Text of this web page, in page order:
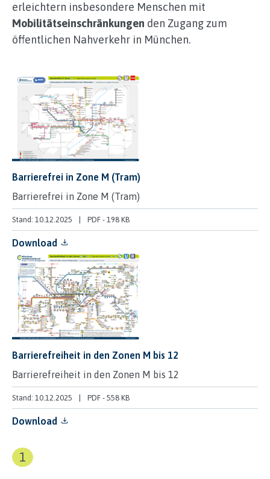
erleichtern insbesondere Menschen mit
Mobilitätseinschränkungen den Zugang zum
öffentlichen Nahverkehr in München.
Barrierefrei in Zone M (Tram)
Barrierefrei in Zone M (Tram)
Stand: 10.12.2025 PDF - 198 KB
Download
Barrierefreiheit in den Zonen M bis 12
Barrierefreiheit in den Zonen M bis 12
Stand: 10.12.2025 PDF - 558 KB
Download
1